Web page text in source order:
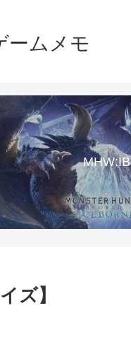
ームメモ
MHW:IB
ズ】